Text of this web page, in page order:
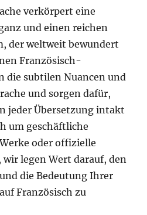
verkörpert eine
und einen reichen
der weltweit bewundert
Französisch-
die subtilen Nuancen und
und sorgen dafür,
jeder Übersetzung intakt
um geschäftliche
oder offizielle
legen Wert darauf, den
die Bedeutung Ihrer
Französisch zu